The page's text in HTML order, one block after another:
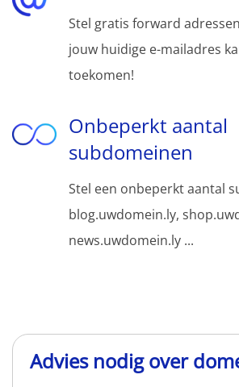
Stel gratis forward
jouw huidige e-mailadres
toekomen!
Onbeperkt aantal
subdomeinen
Stel een onbeperkt aantal
blog.uwdomein.ly,
news.uwdomein.ly ...
Advies nodig over